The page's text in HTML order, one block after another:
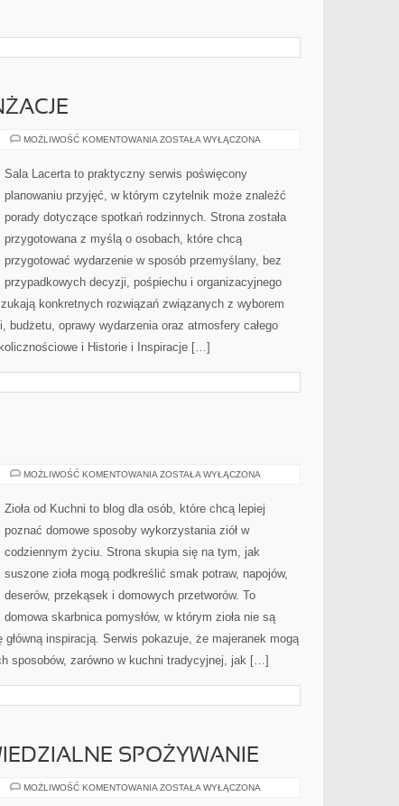
MOŻLIWOŚĆ KOMENTOWANIA DEKORACJE
ZOSTAŁA WYŁĄCZONA
Sala Lacerta to praktyczny serwis poświęcony
planowaniu przyjęć, w którym czytelnik może znaleźć
porady dotyczące spotkań rodzinnych. Strona została
przygotowana z myślą o osobach, które chcą
przygotować wydarzenie w sposób przemyślany, bez
przypadkowych decyzji, pośpiechu i organizacyjnego
konkretnych rozwiązań związanych z wyborem
oprawy wydarzenia oraz atmosfery całego
i Historie i Inspiracje […]
MOŻLIWOŚĆ KOMENTOWANIA ŚWIAT
ZOSTAŁA WYŁĄCZONA
Zioła od Kuchni to blog dla osób, które chcą lepiej
poznać domowe sposoby wykorzystania ziół w
codziennym życiu. Strona skupia się na tym, jak
suszone zioła mogą podkreślić smak potraw, napojów,
deserów, przekąsek i domowych przetworów. To
domowa skarbnica pomysłów, w którym zioła nie są
inspiracją. Serwis pokazuje, że majeranek mogą
sposobów, zarówno w kuchni tradycyjnej, jak […]
SPOŻYWANIE
MOŻLIWOŚĆ KOMENTOWANIA ZDROWIE
ZOSTAŁA WYŁĄCZONA